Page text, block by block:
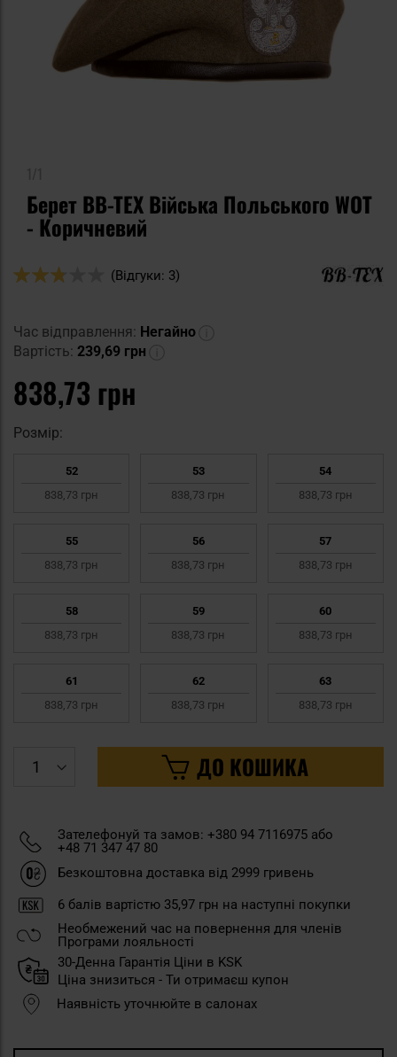
Берет BB-TEX Війська Польського WOT
- Коричневий
Оцінка:
(Відгуки: 3)
Час відправлення: Негайно
Вартість: 239,69 грн
838,73 грн
Pозмір:
52
838,73 грн
53
838,73 грн
54
838,73 грн
55
838,73 грн
56
838,73 грн
57
838,73 грн
58
838,73 грн
59
838,73 грн
60
838,73 грн
61
838,73 грн
62
838,73 грн
63
838,73 грн
ДО КОШИКА
Зателефонуй та замов: +380 94 7116975 або
+48 71 347 47 80
Безкоштовна доставка від 2999 гривень
6 балів вартістю 35,97 грн на наступні покупки
Необмежений час на повернення для членів
Програми лояльності
30-Денна Гарантія Ціни в KSK
Ціна знизиться - Ти отримаєш купон
Наявність уточнюйте в салонах